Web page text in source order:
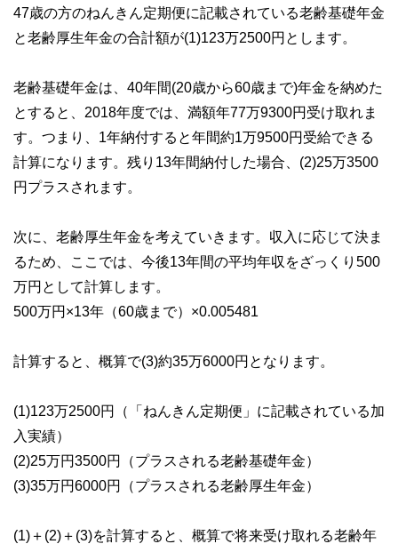
47歳の方のねんきん定期便に記載されている老齢基礎年金
と老齢厚生年金の合計額が(1)123万2500円とします。
老齢基礎年金は、40年間(20歳から60歳まで)年金を納めた
とすると、2018年度では、満額年77万9300円受け取れま
す。つまり、1年納付すると年間約1万9500円受給できる
計算になります。残り13年間納付した場合、(2)25万3500
円プラスされます。
次に、老齢厚生年金を考えていきます。収入に応じて決ま
るため、ここでは、今後13年間の平均年収をざっくり500
万円として計算します。
500万円×13年（60歳まで）×0.005481
計算すると、概算で(3)約35万6000円となります。
(1)123万2500円（「ねんきん定期便」に記載されている加
入実績）
(2)25万円3500円（プラスされる老齢基礎年金）
(3)35万円6000円（プラスされる老齢厚生年金）
(1)＋(2)＋(3)を計算すると、概算で将来受け取れる老齢年